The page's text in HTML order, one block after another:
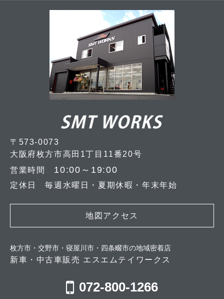
〒573-0073
大阪府枚方市高田1丁目11番20号
営業時間 10:00～19:00
定休日 毎週水曜日・夏期休暇・年末年始
地図アクセス
枚方市・交野市・寝屋川市・四条畷市の地域密着店
新車・中古車販売 エスエムテイワークス
072-800-1266